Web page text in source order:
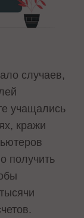
случаев,
учащались
кражи
получить